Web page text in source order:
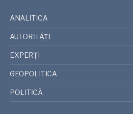
ANALITICA
AUTORITĂȚI
EXPERȚI
GEOPOLITICA
POLITICĂ